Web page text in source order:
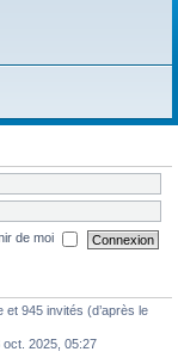
de moi
945 invités (d’après le
oct. 2025, 05:27